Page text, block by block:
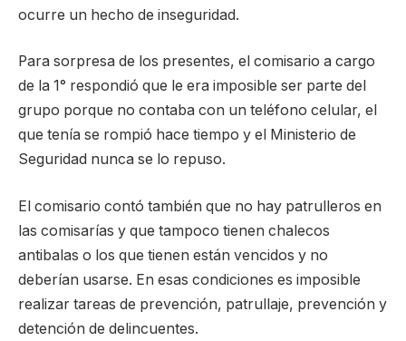
ocurre un hecho de inseguridad.
Para sorpresa de los presentes, el comisario a cargo
de la 1° respondió que le era imposible ser parte del
grupo porque no contaba con un teléfono celular, el
que tenía se rompió hace tiempo y el Ministerio de
Seguridad nunca se lo repuso.
El comisario contó también que no hay patrulleros en
las comisarías y que tampoco tienen chalecos
antibalas o los que tienen están vencidos y no
deberían usarse. En esas condiciones es imposible
realizar tareas de prevención, patrullaje, prevención y
detención de delincuentes.